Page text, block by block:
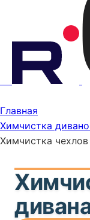
Главная
Химчистка
Химчистка